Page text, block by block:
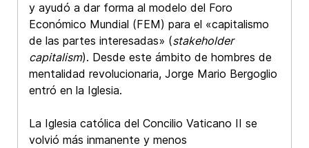
y ayudó a dar forma al modelo del Foro
Económico Mundial (FEM) para el «capitalismo
de las partes interesadas» (stakeholder
capitalism). Desde este ámbito de hombres de
mentalidad revolucionaria, Jorge Mario Bergoglio
entró en la Iglesia.
La Iglesia católica del Concilio Vaticano II se
volvió más inmanente y menos